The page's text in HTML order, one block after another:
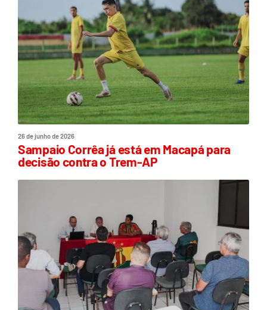
26 de junho de 2026
Sampaio Corrêa já está em Macapá para
decisão contra o Trem-AP